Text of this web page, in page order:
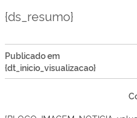
{ds_resumo}
Publicado em
{dt_inicio_visualizacao}